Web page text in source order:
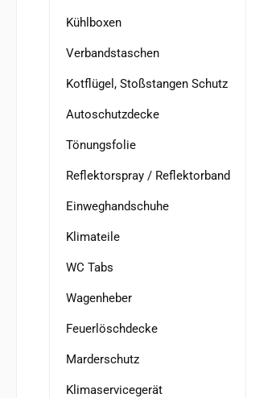
Kühlboxen
Verbandstaschen
Kotflügel, Stoßstangen Schutz
Autoschutzdecke
Tönungsfolie
Reflektorspray / Reflektorband
Einweghandschuhe
Klimateile
WC Tabs
Wagenheber
Feuerlöschdecke
Marderschutz
Klimaservicegerät